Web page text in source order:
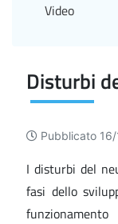
Disturbi
Pubblicato
I disturbi del
fasi dello
Video